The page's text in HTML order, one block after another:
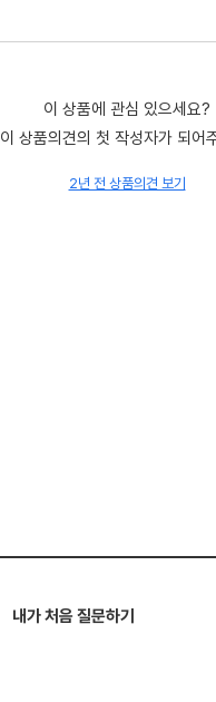
이 상품에 관심 있으세요?
이 상품의견의 첫 작성자가 되어
2년 전 상품의견 보기
내가 처음 질문하기